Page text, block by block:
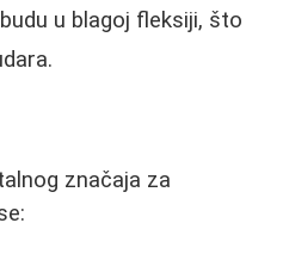
u blagoj fleksiji, što
značaja za